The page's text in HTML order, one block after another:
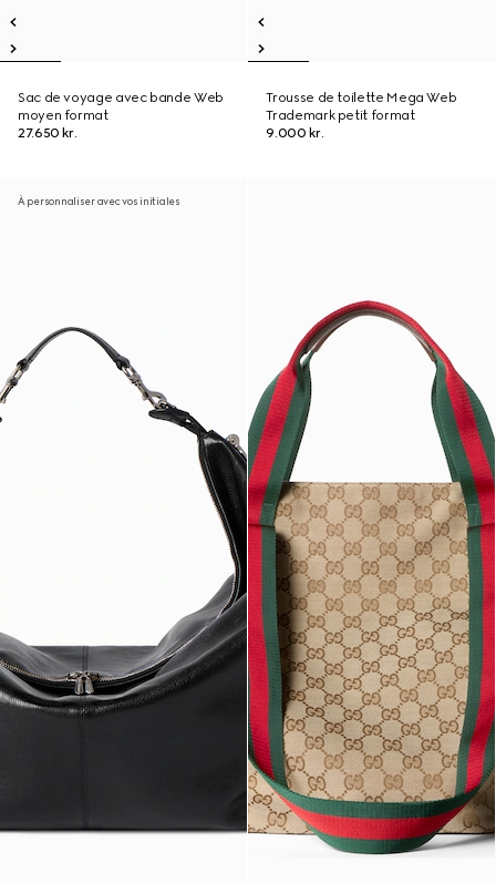
Sac de voyage avec bande Web
moyen format
27.650 kr.
Trousse de toilette Mega Web
Trademark petit format
9.000 kr.
À personnaliser avec vos initiales